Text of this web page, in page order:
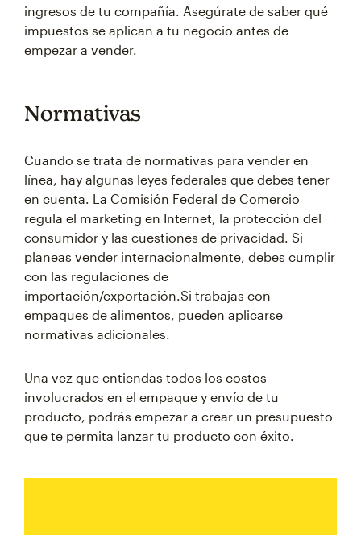
ingresos de tu compañía. Asegúrate de saber qué
impuestos se aplican a tu negocio antes de
empezar a vender.
Normativas
Cuando se trata de normativas para vender en
línea, hay algunas leyes federales que debes tener
en cuenta. La Comisión Federal de Comercio
regula el marketing en Internet, la protección del
consumidor y las cuestiones de privacidad. Si
planeas vender internacionalmente, debes cumplir
con las regulaciones de
importación/exportación.Si trabajas con
empaques de alimentos, pueden aplicarse
normativas adicionales.
Una vez que entiendas todos los costos
involucrados en el empaque y envío de tu
producto, podrás empezar a crear un presupuesto
que te permita lanzar tu producto con éxito.